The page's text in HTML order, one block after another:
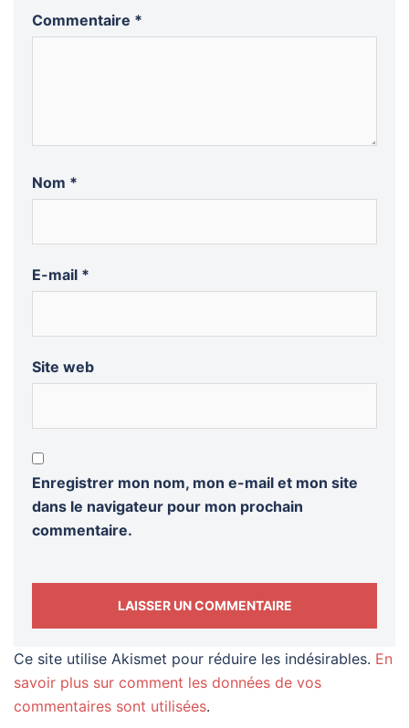
Commentaire *
Nom *
E-mail *
Site web
Enregistrer mon nom, mon e-mail et mon site
dans le navigateur pour mon prochain
commentaire.
Ce site utilise Akismet pour réduire les indésirables. En
savoir plus sur comment les données de vos
commentaires sont utilisées.